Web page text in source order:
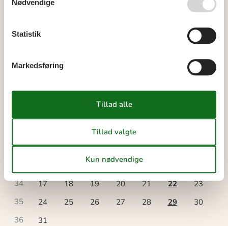
Kalender
on to
32
3 4 5 6 7 8
9
12 13 14
34
17 18 19 20 21 22
23
35
24 25 26 27 28 29
30
36
31
Nødvendige
Statistik
Markedsføring